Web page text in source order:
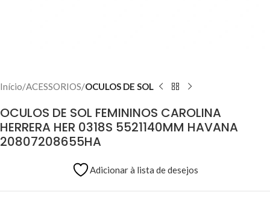
Início ACESSORIOS OCULOS DE SOL
OCULOS DE SOL FEMININOS CAROLINA
HERRERA HER 0318S 5521140MM HAVANA
20807208655HA
Adicionar à lista de desejos